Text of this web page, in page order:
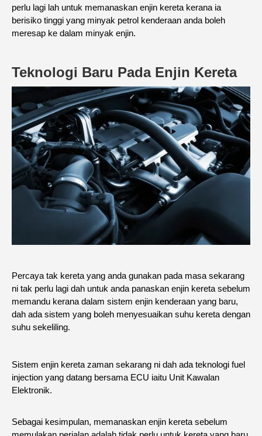
perlu lagi lah untuk memanaskan enjin kereta kerana ia
berisiko tinggi yang minyak petrol kenderaan anda boleh
meresap ke dalam minyak enjin.
Teknologi Baru Pada Enjin Kereta
Percaya tak kereta yang anda gunakan pada masa sekarang
ni tak perlu lagi dah untuk anda panaskan enjin kereta sebelum
memandu kerana dalam sistem enjin kenderaan yang baru,
dah ada sistem yang boleh menyesuaikan suhu kereta dengan
suhu sekeliling.
Sistem enjin kereta zaman sekarang ni dah ada teknologi fuel
injection yang datang bersama ECU iaitu Unit Kawalan
Elektronik.
Sebagai kesimpulan, memanaskan enjin kereta sebelum